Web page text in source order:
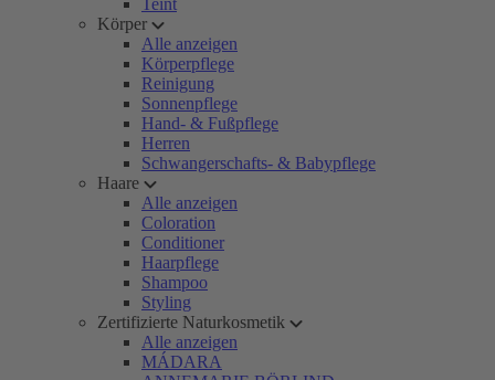
Teint
Körper
Alle anzeigen
Körperpflege
Reinigung
Sonnenpflege
Hand- & Fußpflege
Herren
Schwangerschafts- & Babypflege
Haare
Alle anzeigen
Coloration
Conditioner
Haarpflege
Shampoo
Styling
Zertifizierte Naturkosmetik
Alle anzeigen
MÁDARA